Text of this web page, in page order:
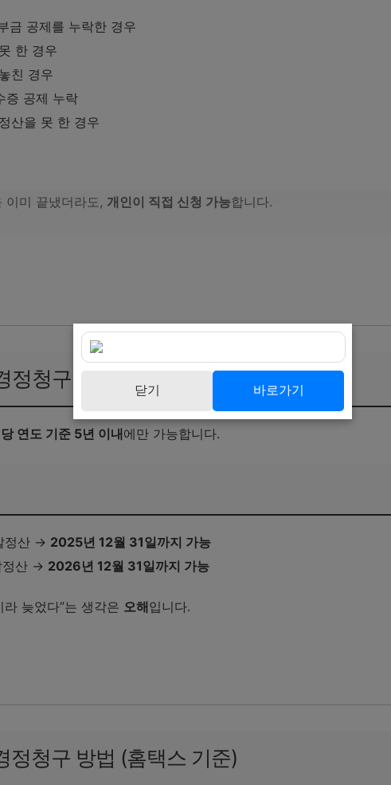
글
!!! 그것이 알고 싶다연금저축 공제!! 이거만 알면 환급 받는다
금 공제를 누락한 경우
한 경우
친 경우
증 공제 누락
산을 못 한 경우
이미 끝냈더라도, 개인이 직접 신청 가능합니다.
정청구 신청 가능 기간
연도 기준 5년 이내에만 가능합니다.
정산 → 2025년 12월 31일까지 가능
정산 → 2026년 12월 31일까지 가능
늦었다”는 생각은 오해입니다.
정청구 방법 (홈택스 기준)
닫기 바로가기